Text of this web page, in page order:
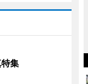
特集